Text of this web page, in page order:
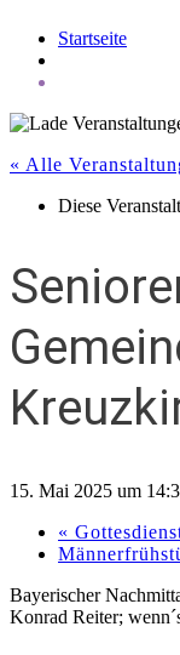
Startseite
« Alle
Diese
15. Mai 2025 um
«
Bayerischer
Konrad Reiter;